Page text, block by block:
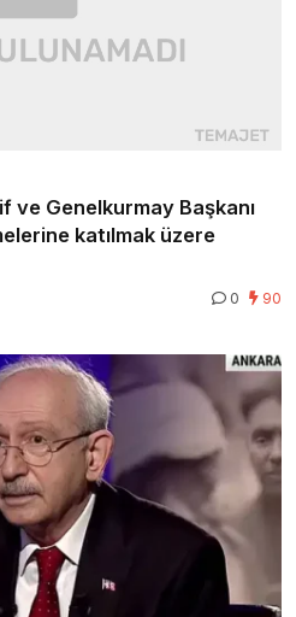
ve Genelkurmay Başkanı
katılmak üzere
0 90